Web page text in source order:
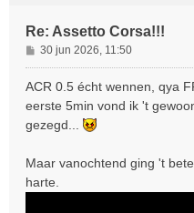
Re: Assetto Corsa!!!
B
e
r
h
30 jun 2026, 11:50
ACR 0.5 écht wennen, qya
eerste 5min vond ik 't
gezegd...
Maar vanochtend ging 't
harte.